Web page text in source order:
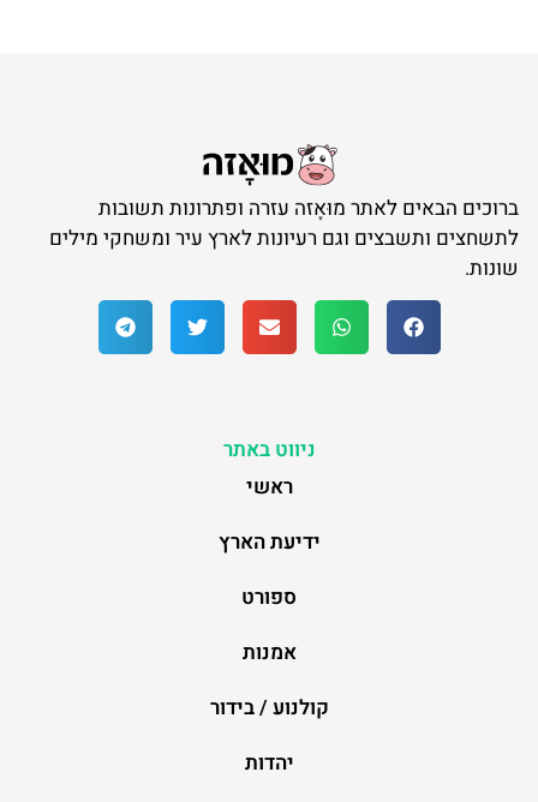
ברוכים הבאים לאתר מוּאָזה עזרה ופתרונות תשובות
לתשחצים ותשבצים וגם רעיונות לארץ עיר ומשחקי מילים
שונות.
ניווט באתר
ראשי
ידיעת הארץ
ספורט
אמנות
קולנוע / בידור
יהדות